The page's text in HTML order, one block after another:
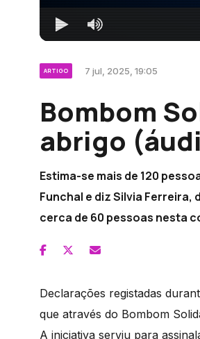
ARTIGO 7 jul, 2025, 19:05
Bombom
abrigo
Estima-se mais de 120
Funchal e diz Silvia Ferreira,
cerca de 60 pessoas nesta
Declarações registadas
que através do Bombom
A iniciativa serviu para